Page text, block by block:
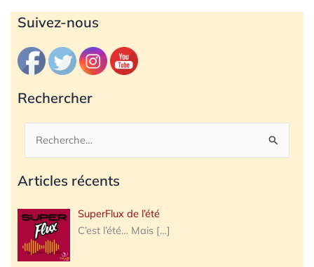
Suivez-nous
Rechercher
Rechercher :
Articles récents
SuperFlux de l’été
C’est l’été… Mais […]
Archives